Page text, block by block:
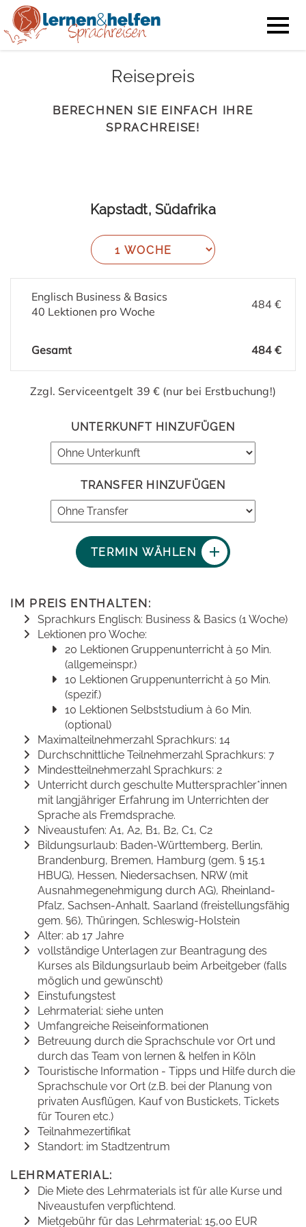
Reisepreis
BERECHNEN SIE EINFACH IHRE
SPRACHREISE!
Kapstadt, Südafrika
Englisch Business & Basics
40 Lektionen pro Woche
484 €
Gesamt 484 €
Zzgl. Serviceentgelt 39 € (nur bei Erstbuchung!)
UNTERKUNFT HINZUFÜGEN
TRANSFER HINZUFÜGEN
TERMIN WÄHLEN
IM PREIS ENTHALTEN:
Sprachkurs Englisch: Business & Basics (1 Woche)
Lektionen pro Woche:
20 Lektionen Gruppenunterricht à 50 Min.
(allgemeinspr.)
10 Lektionen Gruppenunterricht à 50 Min.
(spezif.)
10 Lektionen Selbststudium à 60 Min.
(optional)
Maximalteilnehmerzahl Sprachkurs: 14
Durchschnittliche Teilnehmerzahl Sprachkurs: 7
Mindestteilnehmerzahl Sprachkurs: 2
Unterricht durch geschulte Muttersprachler*innen
mit langjähriger Erfahrung im Unterrichten der
Sprache als Fremdsprache.
Niveaustufen: A1, A2, B1, B2, C1, C2
Bildungsurlaub: Baden-Württemberg, Berlin,
Brandenburg, Bremen, Hamburg (gem. § 15.1
HBUG), Hessen, Niedersachsen, NRW (mit
Ausnahmegenehmigung durch AG), Rheinland-
Pfalz, Sachsen-Anhalt, Saarland (freistellungsfähig
gem. §6), Thüringen, Schleswig-Holstein
Alter: ab 17 Jahre
vollständige Unterlagen zur Beantragung des
Kurses als Bildungsurlaub beim Arbeitgeber (falls
möglich und gewünscht)
Einstufungstest
Lehrmaterial: siehe unten
Umfangreiche Reiseinformationen
Betreuung durch die Sprachschule vor Ort und
durch das Team von lernen & helfen in Köln
Touristische Information - Tipps und Hilfe durch die
Sprachschule vor Ort (z.B. bei der Planung von
privaten Ausflügen, Kauf von Bustickets, Tickets
für Touren etc.)
Teilnahmezertifikat
Standort: im Stadtzentrum
LEHRMATERIAL:
Die Miete des Lehrmaterials ist für alle Kurse und
Niveaustufen verpflichtend.
Mietgebühr für das Lehrmaterial: 15,00 EUR